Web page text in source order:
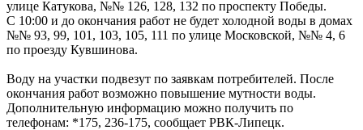
улице Катукова, №№ 126, 128, 132 по проспекту Победы.
С 10:00 и до окончания работ не будет холодной воды в домах
№№ 93, 99, 101, 103, 105, 111 по улице Московской, №№ 4, 6
по проезду Кувшинова.
Воду на участки подвезут по заявкам потребителей. После
окончания работ возможно повышение мутности воды.
Дополнительную информацию можно получить по
телефонам: *175, 236-175, сообщает РВК-Липецк.